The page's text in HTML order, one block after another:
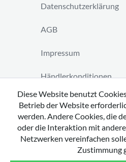
Datenschutzerklärung
AGB
Impressum
Händlerkonditionen
Vertrag widerrufen
Diese Website benutzt
Betrieb der Website
werden. Andere Cookies, die
oder die Interaktion mit
Netzwerken vereinfachen
Zustimmung